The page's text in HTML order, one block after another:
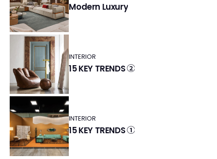
Modern Luxury
INTERIOR
15 KEY TRENDS ②
INTERIOR
15 KEY TRENDS ①